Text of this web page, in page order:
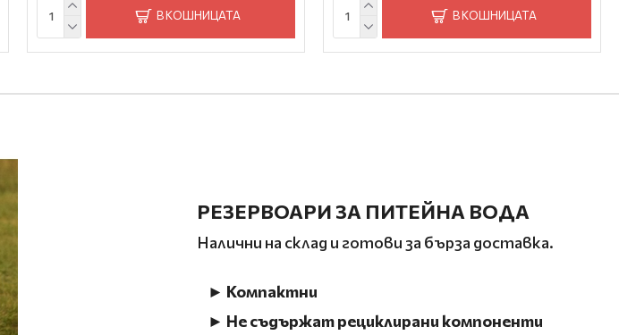
В КОШНИЦАТА В КОШНИЦАТА
РЕЗЕРВОАРИ ЗА ПИТЕЙНА ВОДА
Налични на склад и готови за бърза доставка.
► Компактни
► Не съдържат рециклирани компоненти